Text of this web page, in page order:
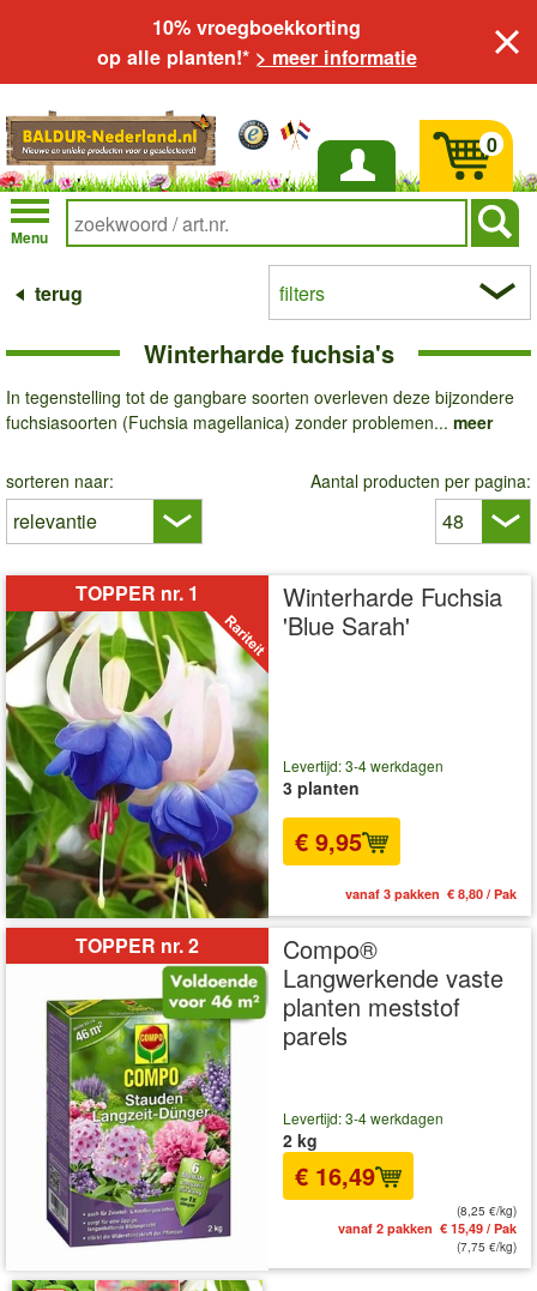
10% vroegboekkorting
op alle planten!* > meer informatie
Inloggen
Menu
0
terug filters
Winterharde fuchsia's
In tegenstelling tot de gangbare soorten overleven deze bijzondere
fuchsiasoorten (Fuchsia magellanica) zonder problemen... meer
sorteren naar: Aantal producten per pagina:
TOPPER nr. 1
Winterharde Fuchsia
'Blue Sarah'
Levertijd: 3-4 werkdagen
3 planten
€ 9,95
vanaf 3 pakken € 8,80 / Pak
TOPPER nr. 2
Compo®
Langwerkende vaste
planten meststof
parels
Levertijd: 3-4 werkdagen
2 kg
€ 16,49
(8,25 €/kg)
vanaf 2 pakken € 15,49 / Pak
(7,75 €/kg)